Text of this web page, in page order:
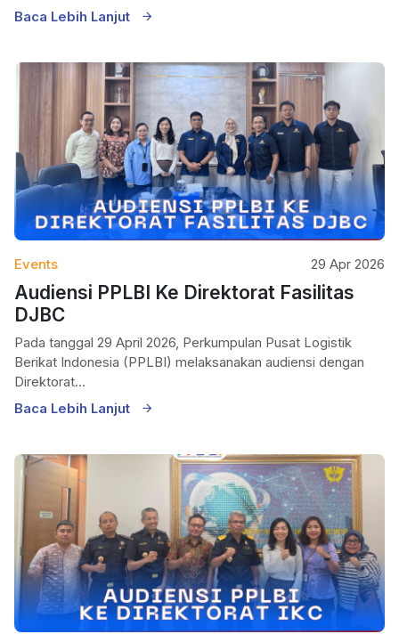
Baca Lebih Lanjut
Events 29 Apr 2026
Audiensi PPLBI Ke Direktorat Fasilitas
DJBC
Pada tanggal 29 April 2026, Perkumpulan Pusat Logistik
Berikat Indonesia (PPLBI) melaksanakan audiensi dengan
Direktorat...
Baca Lebih Lanjut